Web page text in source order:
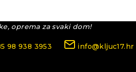
oprema za svaki dom!
98 938 3953 info@kljuc17.hr